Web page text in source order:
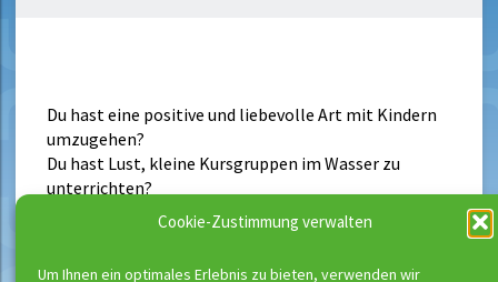
Cookie-Zustimmung verwalten
Um Ihnen ein optimales Erlebnis zu bieten, verwenden wir
Du hast eine positive und liebevolle Art mit Kindern
umzugehen?
Du hast Lust, kleine Kursgruppen im Wasser zu
unterrichten?